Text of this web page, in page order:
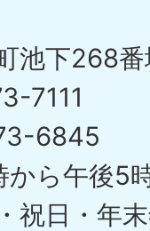
池下268
7111
6845
から午後5
祝日・年